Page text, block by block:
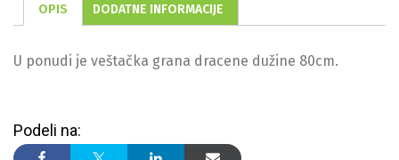
OPIS DODATNE INFORMACIJE
U ponudi je veštačka grana dracene dužine 80cm.
Podeli na: